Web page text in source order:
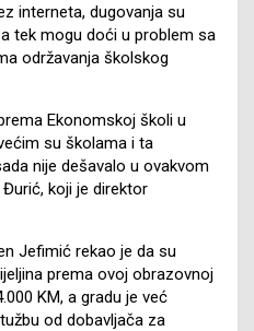
interneta, dugovanja su
tek mogu doći u problem sa
održavanja školskog
Ekonomskoj školi u
su školama i ta
nije dešavalo u ovakvom
koji je direktor
Jefimić rekao je da su
prema ovoj obrazovnoj
KM, a gradu je već
od dobavljača za